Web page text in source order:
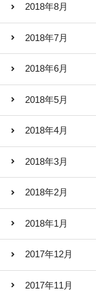
2018年8月
2018年7月
2018年6月
2018年5月
2018年4月
2018年3月
2018年2月
2018年1月
2017年12月
2017年11月